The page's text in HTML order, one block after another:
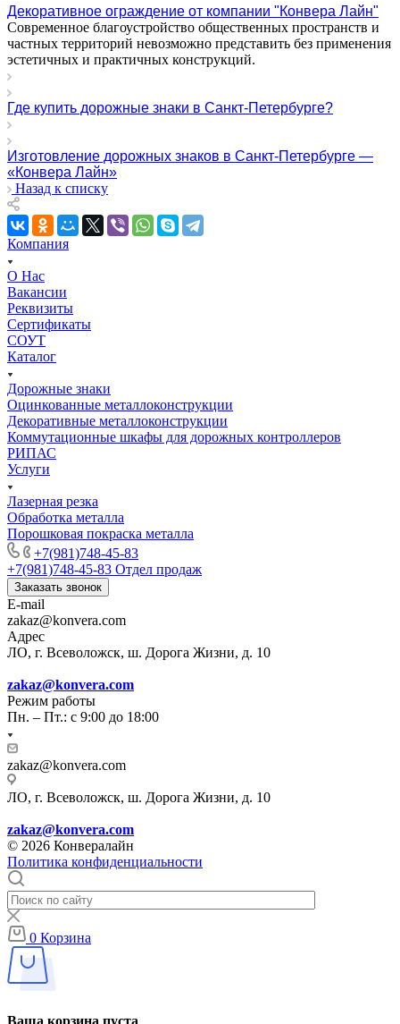
Декоративное ограждение от компании "Конвера Лайн"
Современное благоустройство общественных пространств и
частных территорий невозможно представить без применения
эстетичных и практичных конструкций.
Где купить дорожные знаки в Санкт-Петербурге?
Изготовление дорожных знаков в Санкт-Петербурге —
«Конвера Лайн»
Назад к списку
Компания
О Нас
Вакансии
Реквизиты
Сертификаты
СОУТ
Каталог
Дорожные знаки
Оцинкованные металлоконструкции
Декоративные металлоконструкции
Коммутационные шкафы для дорожных контроллеров
РИПАС
Услуги
Лазерная резка
Обработка металла
Порошковая покраска металла
+7(981)748-45-83
+7(981)748-45-83 Отдел продаж
Заказать звонок
E-mail
zakaz@konvera.com
Адрес
ЛО, г. Всеволожск, ш. Дорога Жизни, д. 10
zakaz@konvera.com
Режим работы
Пн. – Пт.: с 9:00 до 18:00
zakaz@konvera.com
ЛО, г. Всеволожск, ш. Дорога Жизни, д. 10
zakaz@konvera.com
© 2026 Конвералайн
Политика конфиденциальности
0 Корзина
Ваша корзина пуста